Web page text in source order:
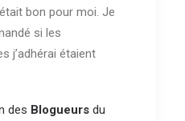
bon pour moi. Je
si les
j’adhérai étaient
des Blogueurs du